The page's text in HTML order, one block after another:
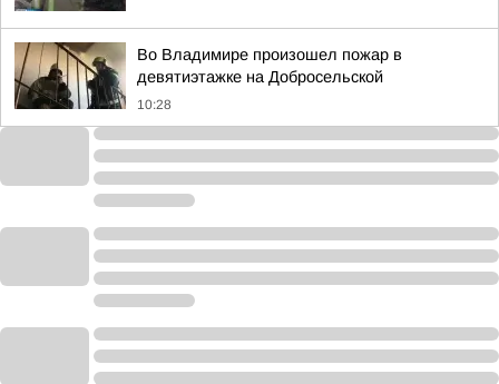
Во Владимире произошел пожар в
девятиэтажке на Добросельской
10:28